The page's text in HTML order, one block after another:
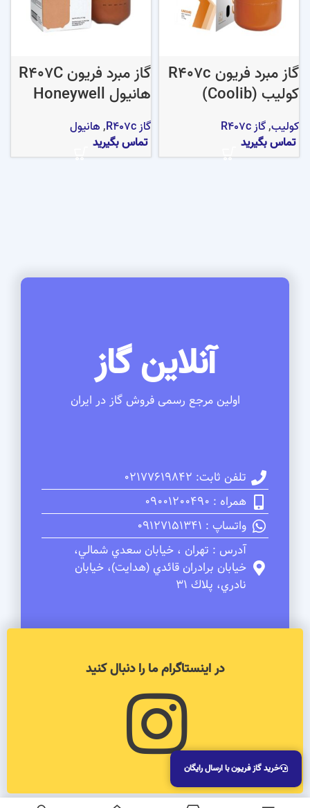
گاز مبرد فریون R407c
کولیب (Coolib)
کولیب,گاز R407c
تماس بگیرید
گاز مبرد فریون R407C
هانیول Honeywell
گاز R407c ,هانیول
تماس بگیرید
آنلاین گاز
اولین مرجع رسمی فروش گاز در ایران
تلفن ثابت: 02177619842
همراه : 09001200490
واتساپ : 09127151341
آدرس : تهران ، خيابان سعدي شمالي،
خيابان برادران قائدي (هدايت)، خيابان
نادري، پلاك 31
در اینستاگرام ما را دنبال کنید
خرید گاز فریون با ارسال رایگان